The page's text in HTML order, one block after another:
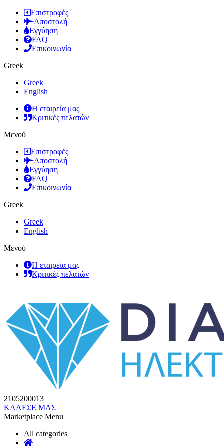
Επιστροφές
Αποστολή
Εγγύηση
FAQ
Επικοινωνία
Greek
Greek
English
Η εταιρεία μας
Κριτικές πελατών
Μενού
Επιστροφές
Αποστολή
Εγγύηση
FAQ
Επικοινωνία
Greek
Greek
English
Μενού
Η εταιρεία μας
Κριτικές πελατών
2105200013
ΚΑΛΕΣΕ ΜΑΣ
Marketplace Menu
All categories